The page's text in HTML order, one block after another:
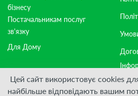
бізнесу
Постачальникам послуг
зв'язку
Для Дому
Цей сайт використовує cookies
найбільше відповідають вашим